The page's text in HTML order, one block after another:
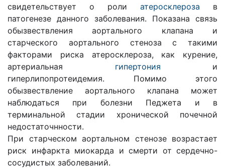
свидетельствует о роли атеросклероза в
патогенезе данного заболевания. Показана связь
обызвествления аортального клапана и
старческого аортального стеноза с такими
факторами риска атерoсклероза, как курение,
артериальная гипертония и
гиперлипопротеидемия. Помимо этого
обызвeствление аортального клапана может
наблюдаться при болезни Педжета и в
терминальной стадии хронической почечной
недостаточнности.
При старческом аортальном стенозе возрастает
риск инфаркта миокарда и смерти от сердечно-
сосудистых заболеваний.